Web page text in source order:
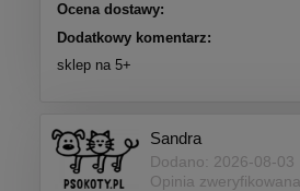
Ocena dostawy:
Dodatkowy komentarz:
sklep na 5+
Sandra
Dodano: 2026-08-03
Opinia zweryfikowana